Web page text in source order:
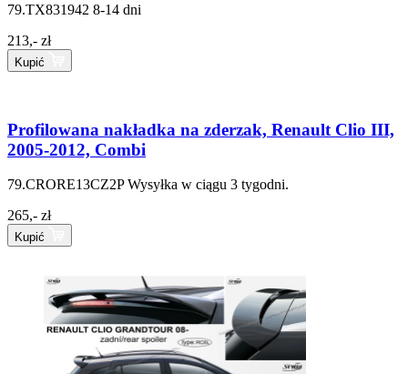
79.TX831942 8-14 dni
213,- zł
Kupić
Profilowana nakładka na zderzak, Renault Clio III,
2005-2012, Combi
79.CRORE13CZ2P Wysyłka w ciągu 3 tygodni.
265,- zł
Kupić